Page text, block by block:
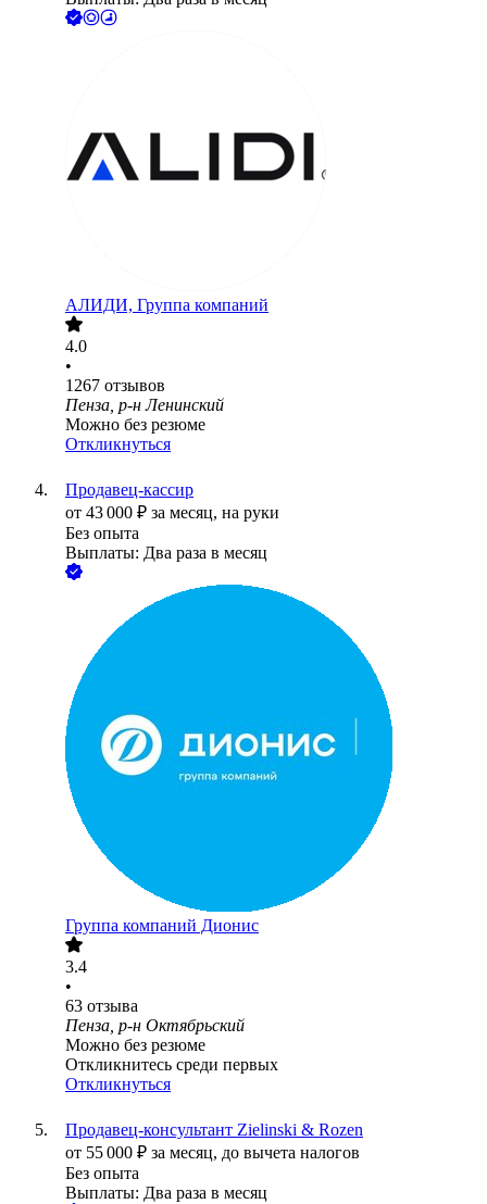
АЛИДИ, Группа компаний
4.0
•
1267 отзывов
Пенза, р-н Ленинский
Можно без резюме
Откликнуться
Продавец-кассир
от 43 000 ₽ за месяц, на руки
Без опыта
Выплаты: Два раза в месяц
Группа компаний Дионис
3.4
•
63 отзыва
Пенза, р-н Октябрьский
Можно без резюме
Откликнитесь среди первых
Откликнуться
Продавец-консультант Zielinski & Rozen
от 55 000 ₽ за месяц, до вычета налогов
Без опыта
Выплаты: Два раза в месяц